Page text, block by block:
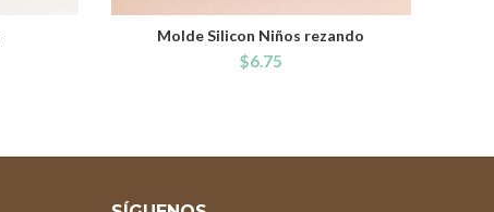
ADD TO CART
Molde Silicon Niños rezando
$6.75